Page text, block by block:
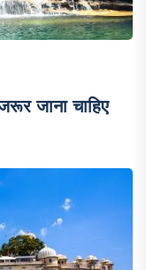
जाना चाहिए